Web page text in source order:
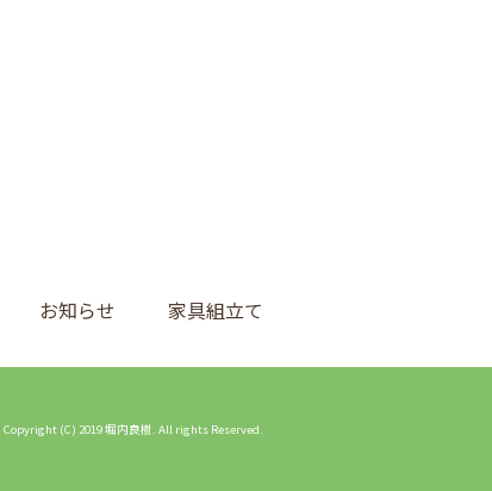
お知らせ 家具組立て
Copyright (C) 2019 堀内良樹. All rights Reserved.